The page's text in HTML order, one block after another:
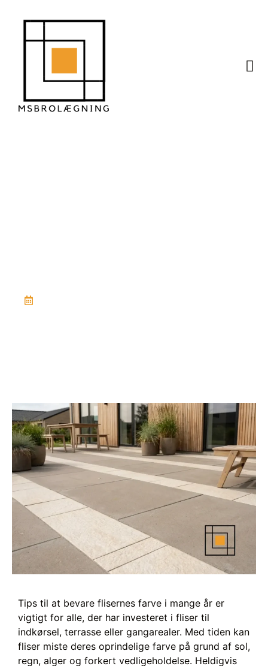
Tips til at bevare flisernes farve i mange år er
vigtigt for alle, der har investeret i fliser til
indkørsel, terrasse eller gangarealer. Med tiden kan
fliser miste deres oprindelige farve på grund af sol,
regn, alger og forkert vedligeholdelse. Heldigvis